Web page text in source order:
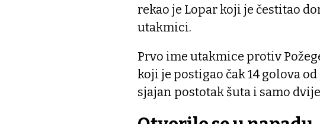
rekao je Lopar koji je čestitao
utakmici.
Prvo ime utakmice protiv
koji je postigao čak 14 golova
sjajan postotak šuta i samo